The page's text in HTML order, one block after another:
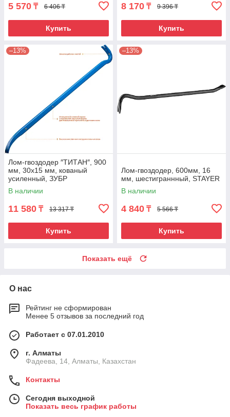
5 570 ₸ 6 406 ₸
Купить
8 170 ₸ 9 396 ₸
Купить
–13%
Лом-гвоздодер ″ТИТАН″, 900
мм, 30х15 мм, кованый
усиленный, ЗУБР
В наличии
11 580 ₸ 13 317 ₸
Купить
–13%
Лом-гвоздодер, 600мм, 16
мм, шестиграннный, STAYER
В наличии
4 840 ₸ 5 566 ₸
Купить
Показать ещё
О нас
Рейтинг не сформирован
Менее 5 отзывов за последний год
Работает с 07.01.2010
г. Алматы
Фадеева, 14, Алматы, Казахстан
Контакты
Сегодня выходной
Показать весь график работы